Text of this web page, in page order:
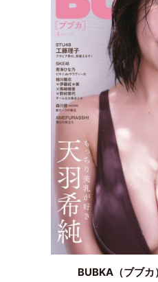
BUBKA（ブブ